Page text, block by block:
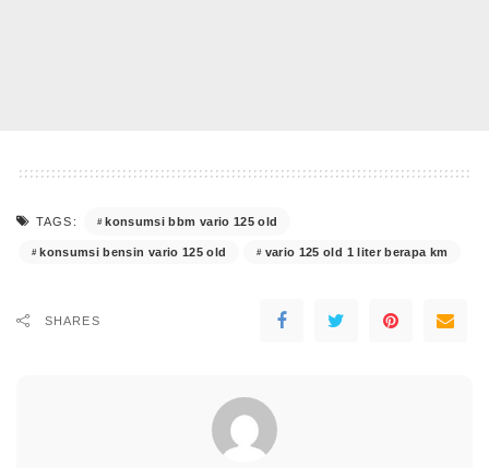
TAGS: konsumsi bbm vario 125 old
konsumsi bensin vario 125 old vario 125 old 1 liter berapa km
SHARES